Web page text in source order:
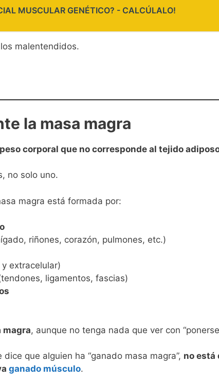
MUSCULAR GENÉTICO? - CALCÚLALO!
malentendidos.
la masa magra
corporal que no corresponde al tejido
no solo uno.
magra está formada por:
riñones, corazón, pulmones, etc.)
extracelular)
ligamentos, fascias)
magra, aunque no tenga nada que ver con
que alguien ha “ganado masa magra”, no está
ganado músculo.